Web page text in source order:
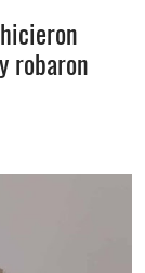
robaron